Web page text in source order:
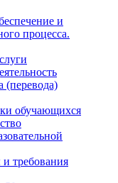
и
процесса.
(перевода)
обучающихся
требования